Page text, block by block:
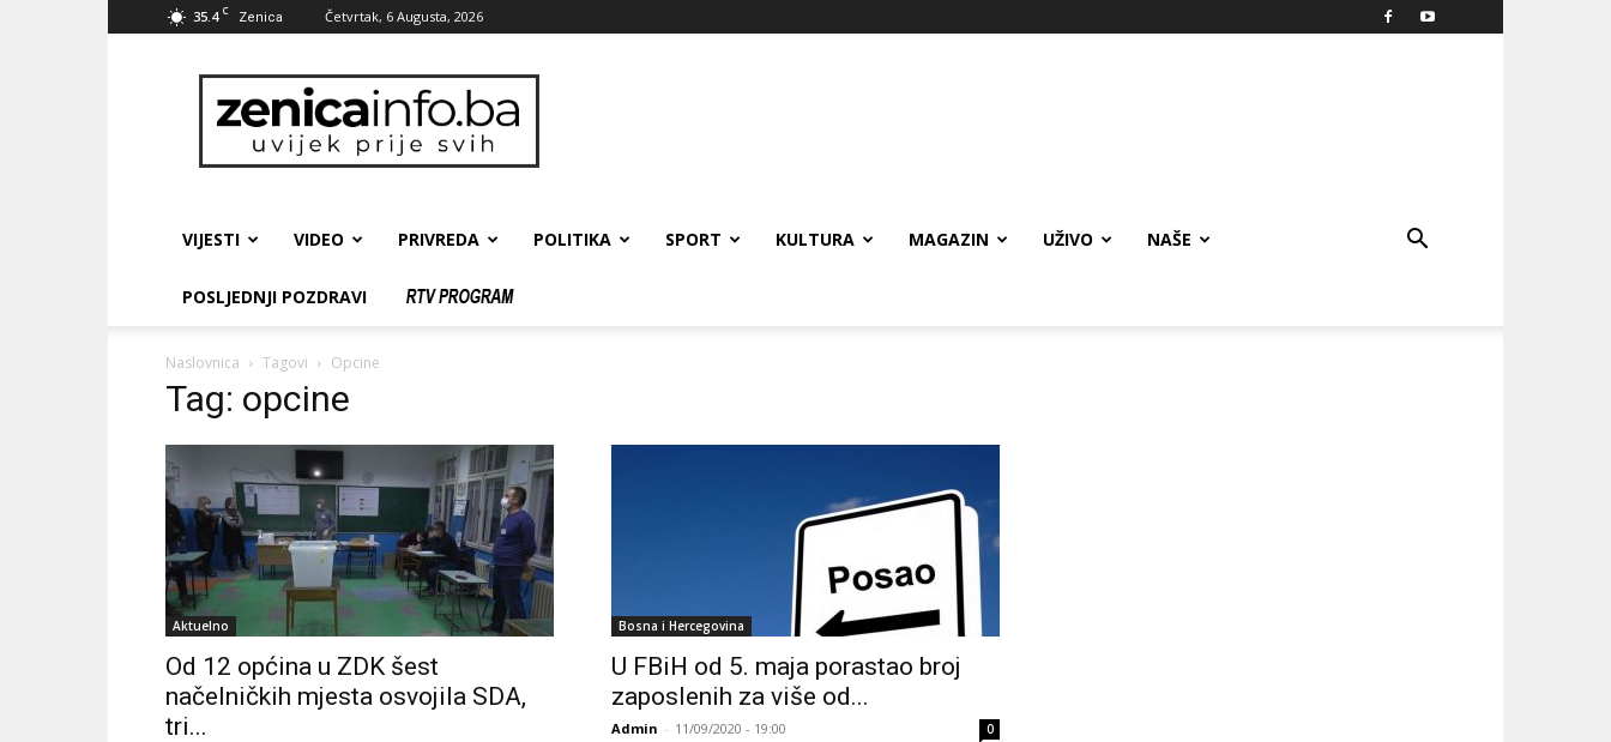
35.4 C Zenica Četvrtak, 6 Augusta, 2026
zenicainfo.ba
VIJESTI VIDEO PRIVREDA POLITIKA SPORT KULTURA MAGAZIN UŽIVO NAŠE
POSLJEDNJI POZDRAVI
Naslovnica Tagovi Opcine
Tag: opcine
Aktuelno
Od 12 općina u ZDK šest
načelničkih mjesta osvojila SDA,
tri...
Bosna i Hercegovina
U FBiH od 5. maja porastao broj
zaposlenih za više od...
Admin - 11/09/2020 - 19:00 0